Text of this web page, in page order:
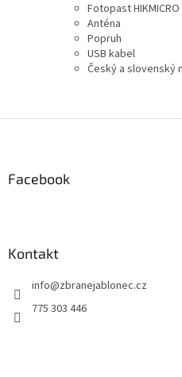
Fotopast
Anténa
Popruh
USB kabel
Český a slovenský
Facebook
Kontakt
info@zbranejablonec.cz
775 303 446